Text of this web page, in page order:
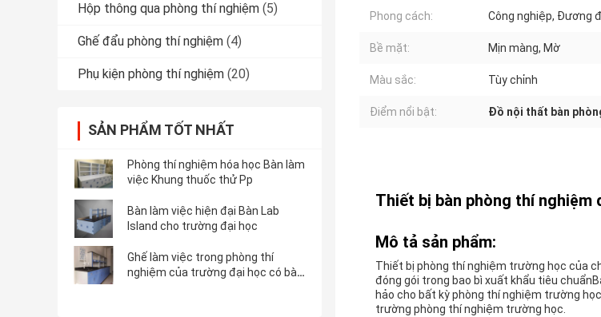
Hộp thông qua phòng thí nghiệm (5)
Ghế đẩu phòng thí nghiệm (4)
Phụ kiện phòng thí nghiệm (20)
SẢN PHẨM TỐT NHẤT
Phòng thí nghiệm hóa học Bàn làm
việc Khung thuốc thử Pp
Bàn làm việc hiện đại Bàn Lab
Island cho trường đại học
Ghế làm việc trong phòng thí
nghiệm của trường đại học có bàn
Phong cách: Công nghiệp, Đương
Bề mặt: Mịn màng, Mờ
Màu sắc: Tùy chỉnh
Điểm nổi bật: Đồ nội thất bàn
Thiết bị bàn phòng thí nghiệm
Mô tả sản phẩm:
Thiết bị phòng thí nghiệm trường học của
đóng gói trong bao bì xuất khẩu tiêu
hảo cho bất kỳ phòng thí nghiệm trường
trường phòng thí nghiệm trường học.